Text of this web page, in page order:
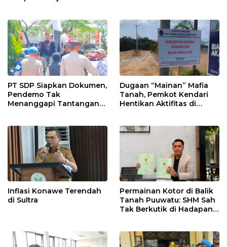
PT SDP Siapkan Dokumen,
Pendemo Tak
Menanggapi Tantangan
Dugaan “Mainan” Mafia
Tanah, Pemkot Kendari
Hentikan Aktifitas di
Inflasi Konawe Terendah
di Sultra
Permainan Kotor di Balik
Tanah Puuwatu: SHM Sah
Tak Berkutik di Hadapan